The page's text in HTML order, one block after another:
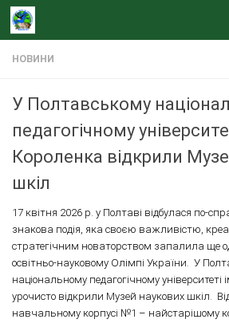
Skip to content
НОВИНИ
У Полтавському
педагогічному
Короленка відкрили
шкіл
17 квітня 2026 р. у Полтаві відбулася по-
знакова подія, яка своєю важливістю,
стратегічним новаторством запалила ще
освітньо-науковому Олімпі України. У
національному педагогічному університеті
урочисто відкрили Музей наукових шкіл.
навчальному корпусі №1 – найстарішому